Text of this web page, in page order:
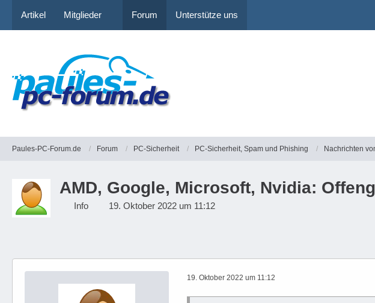
Artikel Mitglieder Forum Unterstütze uns
Paules-PC-Forum.de Forum PC-Sicherheit PC-Sicherheit, Spam und Phishing Nachrichten
AMD, Google, Microsoft, Nvidia:
Info 19. Oktober 2022 um 11:12
19. Oktober 2022 um 11:12